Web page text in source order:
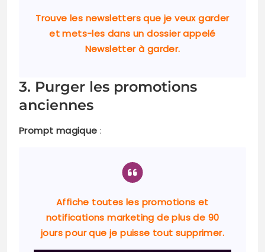
Trouve les newsletters que je veux garder
et mets-les dans un dossier appelé
Newsletter à garder.
3. Purger les promotions
anciennes
Prompt magique :
Affiche toutes les promotions et
notifications marketing de plus de 90
jours pour que je puisse tout supprimer.